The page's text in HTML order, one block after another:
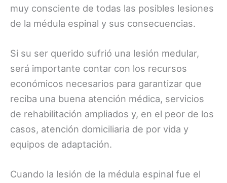
muy consciente de todas las posibles lesiones
de la médula espinal y sus consecuencias.
Si su ser querido sufrió una lesión medular,
será importante contar con los recursos
económicos necesarios para garantizar que
reciba una buena atención médica, servicios
de rehabilitación ampliados y, en el peor de los
casos, atención domiciliaria de por vida y
equipos de adaptación.
Cuando la lesión de la médula espinal fue el